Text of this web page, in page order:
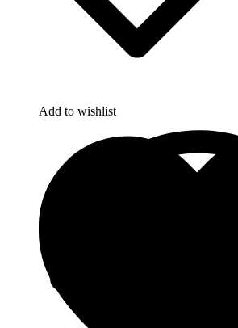
Add to wishlist